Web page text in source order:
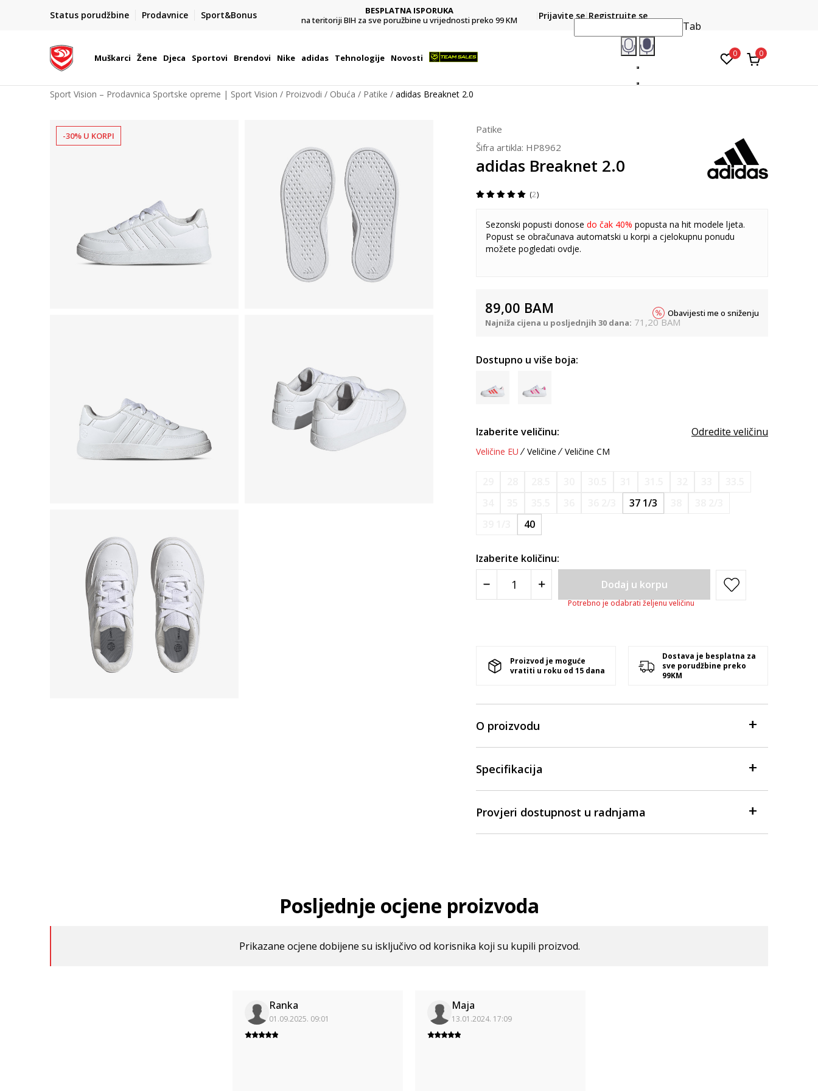
Status porudžbine Prodavnice Sport&Bonus
POZOVITE NAS NA : 055/490-400
Pon-Pet od 9h - 16h
BESPLATNA ISPORUKA
na teritoriji BIH za sve poružbine u vrijednosti preko 99 KM
Platite karticom online i preuzmite u prodavnici po vašem
Prijavite se Registrujte se
Muškarci Žene Djeca Sportovi Brendovi Nike adidas Tehnologije Novosti
Tab
0 0
Sport Vision – Prodavnica Sportske opreme | Sport Vision Proizvodi Obuća Patike adidas Breaknet 2.0
-30% U KORPI
Patike
Šifra artikla: HP8962
adidas Breaknet 2.0
2
Sezonski popusti donose do čak 40% popusta na hit modele ljeta.
Popust se obračunava automatski u korpi a cjelokupnu ponudu
možete pogledati ovdje.
89,00 BAM
Najniža cijena u posljednjih 30 dana: 71,20 BAM
Obavijesti me o sniženju
Dostupno u više boja:
Izaberite veličinu: Odredite veličinu
Veličine EU Veličine Veličine CM
37 1/3
40
Izaberite količinu:
Dodaj u korpu
Potrebno je odabrati željenu veličinu
Proizvod je moguće
vratiti u roku od 15 dana
Dostava je besplatna za
sve porudžbine preko
99KM
O proizvodu
Specifikacija
Provjeri dostupnost u radnjama
Posljednje ocjene proizvoda
Prikazane ocjene dobijene su isključivo od korisnika koji su kupili proizvod.
Ranka
01.09.2025. 09:01
Maja
13.01.2024. 17:09